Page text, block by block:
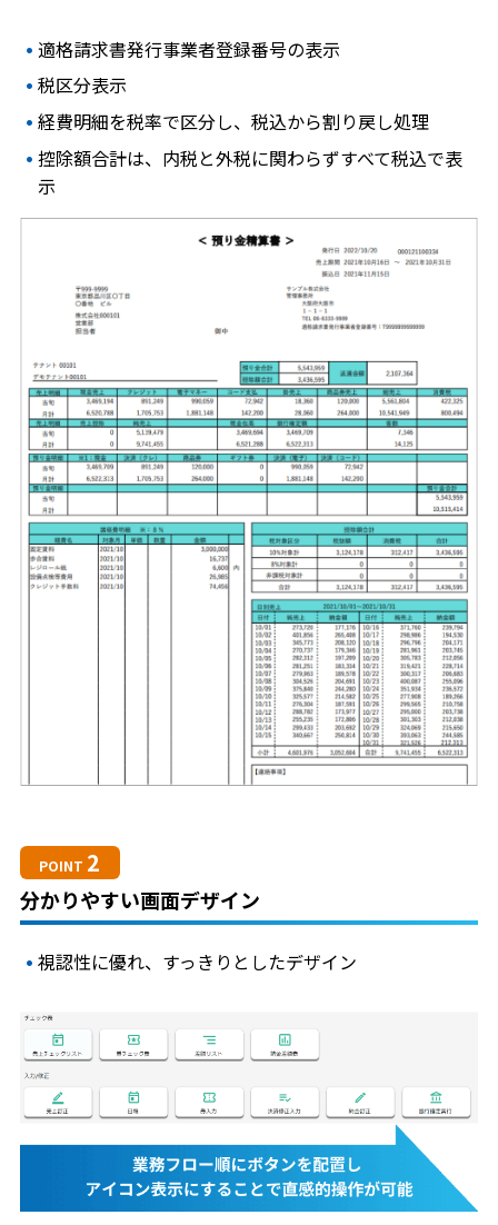
適格請求書発行事業者登録番号の表示
税区分表示
経費明細を税率で区分し、税込から割り戻し処理
控除額合計は、内税と外税に関わらずすべて税込で表
示
POINT 2
分かりやすい画面デザイン
視認性に優れ、すっきりとしたデザイン